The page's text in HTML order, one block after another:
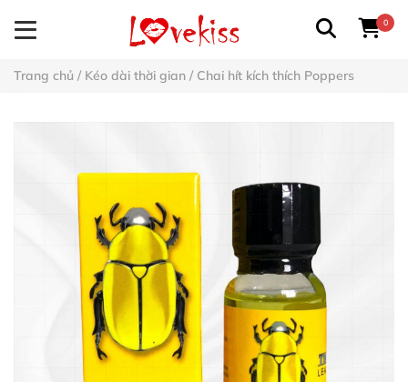
0
Trang chủ / Kéo dài thời gian / Chai hít kích thích Poppers